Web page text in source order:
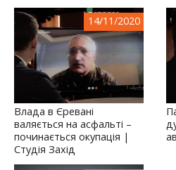
14/11/2020
Влада в Єревані
валяється на асфальті –
починається окупація |
Студія Захід